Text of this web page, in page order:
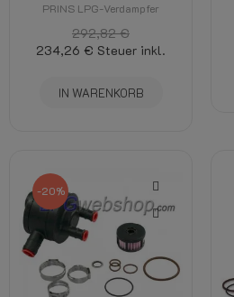
PRINS LPG-Verdampfer
292,82 €
234,26 € Steuer inkl.
IN WARENKORB
-20%